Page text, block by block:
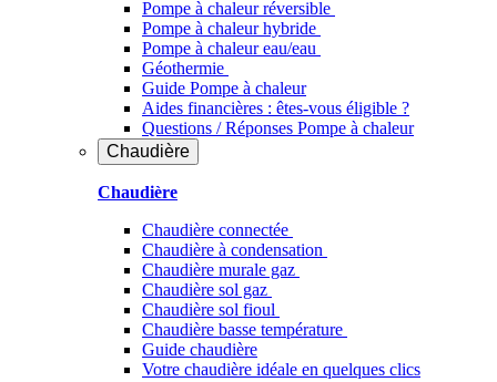
Pompe à chaleur réversible
Pompe à chaleur hybride
Pompe à chaleur​ eau/eau
Géothermie
Guide Pompe à chaleur
Aides financières : êtes-vous éligible ?
Questions / Réponses Pompe à chaleur
Chaudière
Chaudière
Chaudière connectée
Chaudière à condensation
Chaudière murale gaz
Chaudière sol gaz
Chaudière sol fioul
Chaudière basse température
Guide chaudière
Votre chaudière idéale en quelques clics